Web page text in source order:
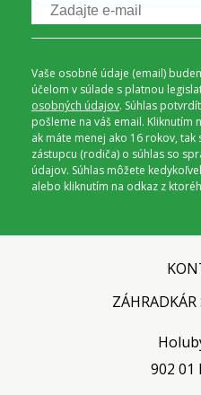
Vaše osobné údaje (email)
účelom v súlade s platnou
osobných údajov. Súhlas
pošleme na váš email. Kliknutím
ak máte menej ako 16 rokov,
zástupcu (rodiča) o súhlas so
údajov. Súhlas môžete
alebo kliknutím na odkaz z
902 01